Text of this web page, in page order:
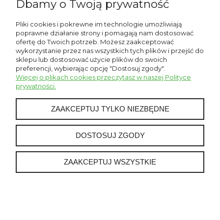
Płatności i dostawa
O nas
POKAŻ PEŁNĄ WERSJĘ STRONY
Sklep internetowy Shoper.pl
Dbamy o Twoją prywatność
Pliki cookies i pokrewne im technologie umożliwiają
poprawne działanie strony i pomagają nam dostosować
ofertę do Twoich potrzeb. Możesz zaakceptować
wykorzystanie przez nas wszystkich tych plików i przejść do
sklepu lub dostosować użycie plików do swoich
preferencji, wybierając opcję "Dostosuj zgody".
Więcej o plikach cookies przeczytasz w naszej Polityce
prywatności.
ZAAKCEPTUJ TYLKO NIEZBĘDNE
DOSTOSUJ ZGODY
ZAAKCEPTUJ WSZYSTKIE